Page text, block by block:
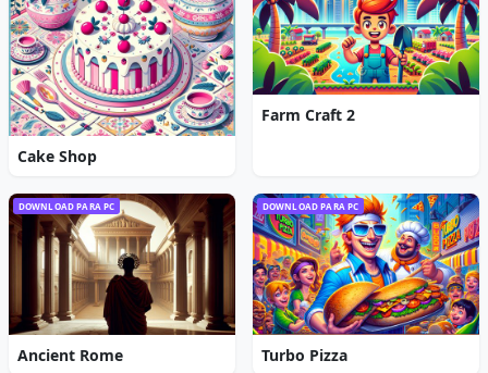
Cake Shop
Farm Craft 2
DOWNLOAD PARA PC
Ancient Rome
DOWNLOAD PARA PC
Turbo Pizza